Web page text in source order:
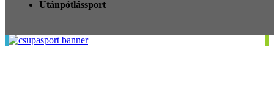
Utánpótlássport